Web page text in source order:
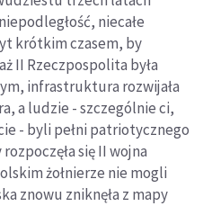
niecałe
krótkim czasem, by
II Rzeczpospolita była
infrastruktura rozwijała
a ludzie - szczególnie ci,
- byli pełni patriotycznego
się II wojna
żołnierze nie mogli
znowu zniknęła z mapy